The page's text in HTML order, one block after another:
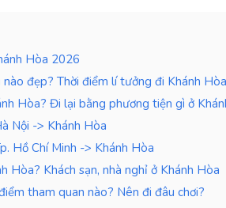
Hòa 2026
đẹp? Thời điểm lí tưởng đi Khánh Hòa
Hòa? Đi lại bằng phương tiện gì ở
Nội -> Khánh Hòa
Hồ Chí Minh -> Khánh Hòa
Hòa? Khách sạn, nhà nghỉ ở Khánh Hòa
tham quan nào? Nên đi đâu chơi?